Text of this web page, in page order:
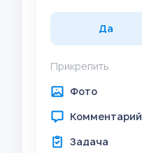
Да
Прикрепить
Фото
Комментарий
Задача